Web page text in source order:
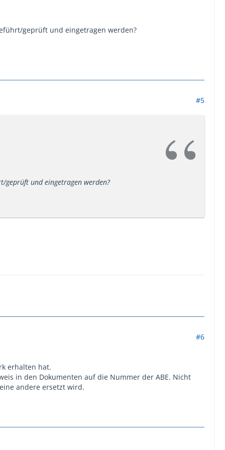
geprüft und eingetragen werden?
#5
geprüft und eingetragen werden?
#6
erhalten hat.
in den Dokumenten auf die Nummer der ABE. Nicht
andere ersetzt wird.